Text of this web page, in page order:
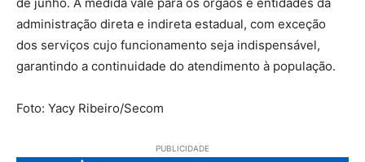
administração direta e indireta estadual, com exceção
dos serviços cujo funcionamento seja indispensável,
garantindo a continuidade do atendimento à população.
Foto: Yacy Ribeiro/Secom
PUBLICIDADE